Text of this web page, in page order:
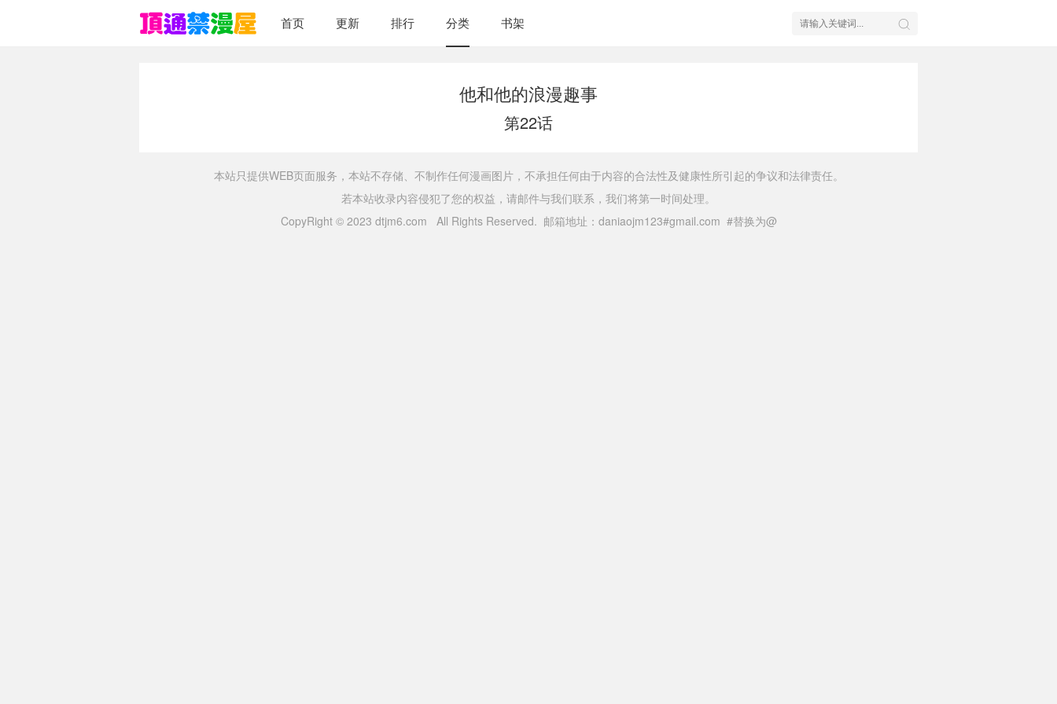
首页 更新 排行 分类 书架
他和他的浪漫趣事
第22话
本站只提供WEB页面服务，本站不存储、不制作任何漫画图片，不承担任何由于内容的合法性及健康性所引起的争议和法律责任。
若本站收录内容侵犯了您的权益，请邮件与我们联系，我们将第一时间处理。
CopyRight © 2023 dtjm6.com All Rights Reserved. 邮箱地址：daniaojm123#gmail.com #替换为@